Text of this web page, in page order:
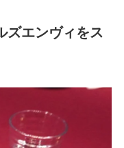
ズエンヴィをス